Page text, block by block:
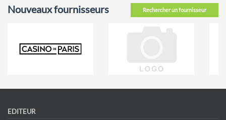
Rechercher un fournisseur
Nouveaux fournisseurs
EDITEUR